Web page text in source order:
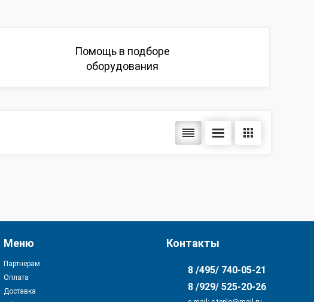
Помощь в подборе
оборудования
Меню
Партнерам
Оплата
Доставка
Контакты
8 /495/ 740-05-21
8 /929/ 525-20-26